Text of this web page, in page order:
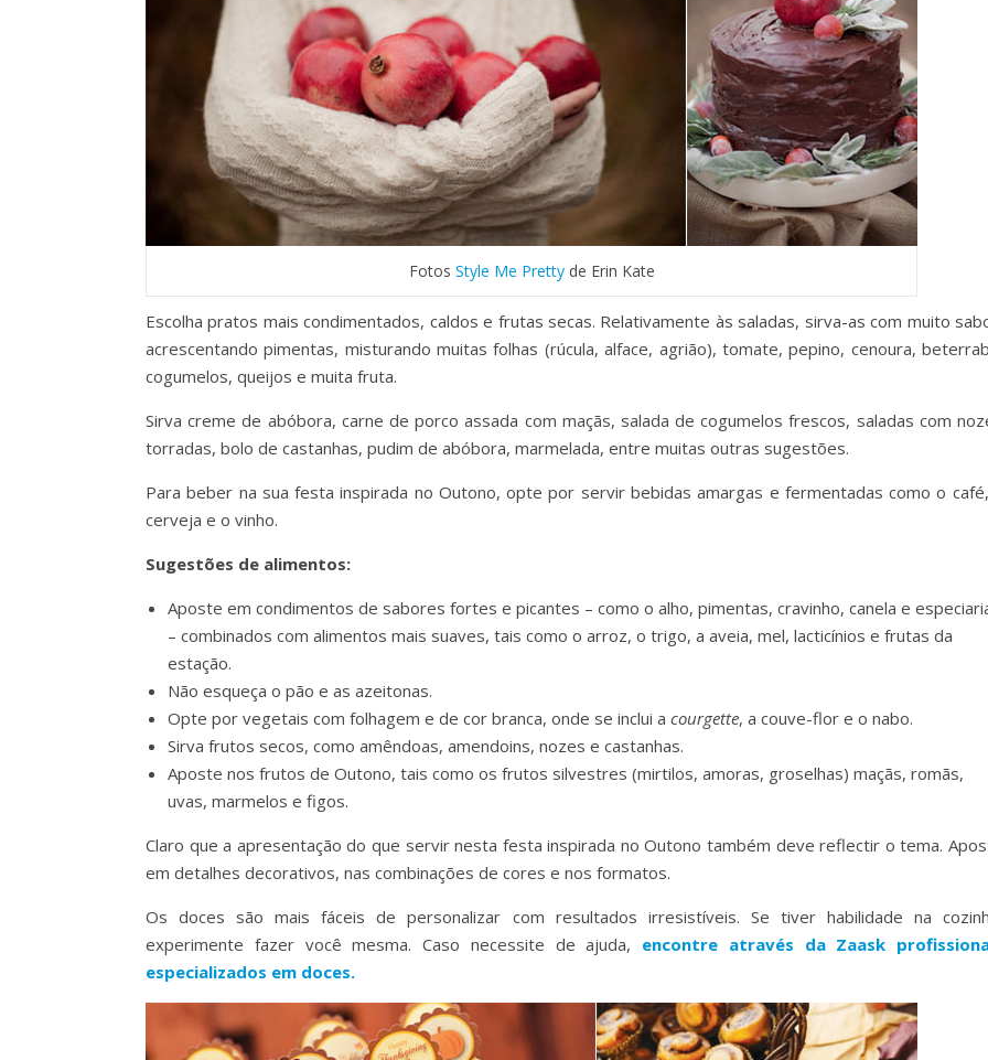
Fotos Style Me Prettyde Erin Kate
Escolha pratos mais condimentados, caldos e frutas secas. Relativamente às saladas, sirva-as com muito
acrescentando pimentas, misturando muitas folhas (rúcula, alface, agrião), tomate, pepino, cenoura,
cogumelos, queijos e muita fruta.
Sirva creme de abóbora, carne de porco assada com maçãs, salada de cogumelos frescos, saladas com
torradas, bolo de castanhas, pudim de abóbora, marmelada, entre muitas outras sugestões.
Para beber na sua festa inspirada no Outono, opte por servir bebidas amargas e fermentadas como o
cerveja e o vinho.
Sugestões de alimentos:
Aposte em condimentos de sabores fortes e picantes – como o alho, pimentas, cravinho, canela e
– combinados com alimentos mais suaves, tais como o arroz, o trigo, a aveia, mel, lacticínios e frutas da
estação.
Não esqueça o pão e as azeitonas.
Opte por vegetais com folhagem e de cor branca, onde se inclui a courgette, a couve-flor e o nabo.
Sirva frutos secos, como amêndoas, amendoins, nozes e castanhas.
Aposte nos frutos de Outono, tais como os frutos silvestres (mirtilos, amoras, groselhas) maçãs, romãs,
uvas, marmelos e figos.
Claro que a apresentação do que servir nesta festa inspirada no Outono também deve reflectir o tema.
em detalhes decorativos, nas combinações de cores e nos formatos.
Os doces são mais fáceis de personalizar com resultados irresistíveis. Se tiver habilidade na
experimente fazer você mesma. Caso necessite de ajuda, encontre através da Zaask
especializados em doces.